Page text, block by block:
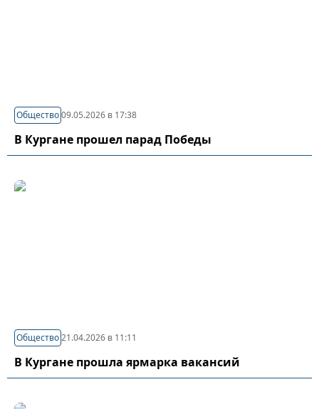
Общество09.05.2026 в 17:38
В Кургане прошел парад Победы
Общество21.04.2026 в 11:11
В Кургане прошла ярмарка вакансий